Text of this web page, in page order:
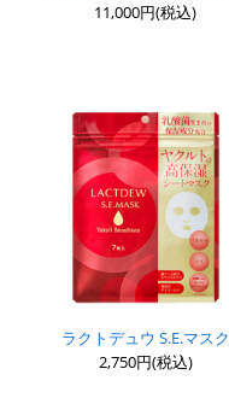
11,000円(税込)
ラクトデュウ S.E.マスク
2,750円(税込)